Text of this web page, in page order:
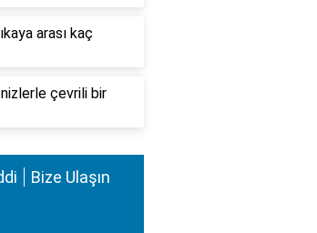
arası kaç
çevrili bir
Bize Ulaşın